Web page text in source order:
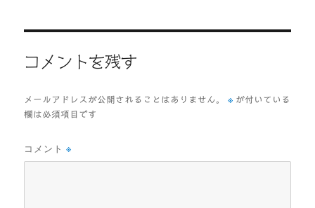
k
コメントを残す
メールアドレスが公開されることはありません。 ※ が付いている
欄は必須項目です
コメント※